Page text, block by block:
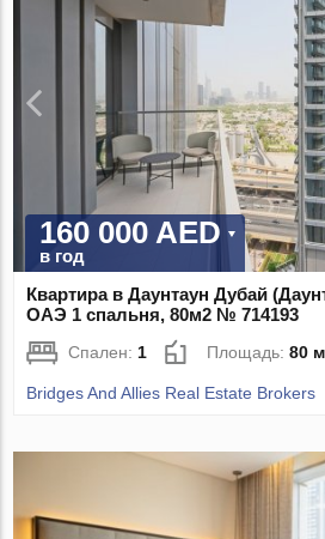
160 000 AED
в год
Квартира в Даунтаун Дубай
ОАЭ 1 спальня, 80м2 № 714193
Спален: 1 Площадь:80
Bridges And Allies Real Estate Brokers